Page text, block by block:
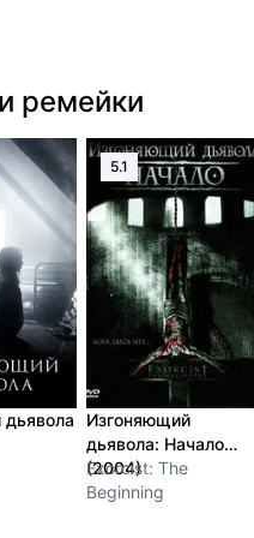
ремейки
5.1
Изгоняющий
дьявола: Начало
(2004)
Exorcist: The
Beginning